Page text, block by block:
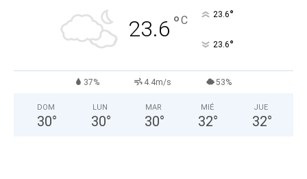
23.6 °C 23.6°
23.6°
37% 4.4m/s 53%
DOM
30°
LUN
30°
MAR
30°
MIÉ
32°
JUE
32°